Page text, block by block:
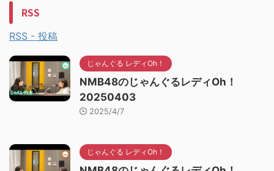
RSS
RSS - 投稿
じゃんぐる レディOh！
NMB48のじゃんぐるレディOh！
20250403
2025/4/7
じゃんぐる レディOh！